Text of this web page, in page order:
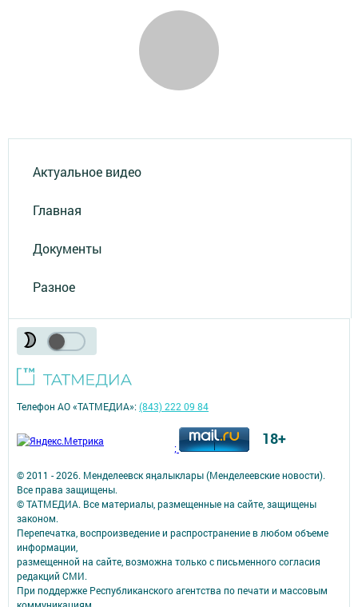
Актуальное видео
Главная
Документы
Разное
© 2011 - 2026. Менделеевск яӊалыклары (Менделеевские новости).
Все права защищены.
© ТАТМЕДИА. Все материалы, размещенные на сайте, защищены
законом.
Перепечатка, воспроизведение и распространение в любом объеме
информации,
размещенной на сайте, возможна только с письменного согласия
редакций СМИ.
При поддержке Республиканского агентства по печати и массовым
Телефон АО «ТАТМЕДИА»:(843) 222 09 84
; 18+